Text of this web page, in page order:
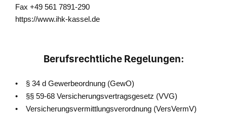
Fax +49 561 7891-290
https://www.ihk-kassel.de
Berufsrechtliche Regelungen:
• § 34 d Gewerbeordnung (GewO)
• §§ 59-68 Versicherungsvertragsgesetz (VVG)
• Versicherungsvermittlungsverordnung (VersVermV)